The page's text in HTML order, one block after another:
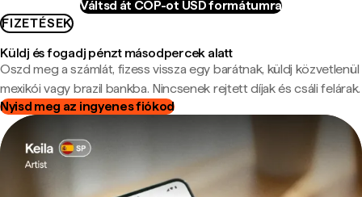
Váltsd át COP-ot USD formátumra
FIZETÉSEK
Küldj és fogadj pénzt másodpercek alatt
Oszd meg a számlát, fizess vissza egy barátnak, küldj közvetlenül
mexikói vagy brazil bankba. Nincsenek rejtett díjak és csáli felárak.
Nyisd meg az ingyenes fiókod